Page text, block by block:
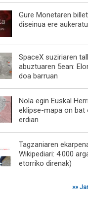
Gure Monetaren
diseinua ere
SpaceX suziriaren
abuztuaren 5ean:
doa barruan
Nola egin Euskal
eklipse-mapa on bat
erdian
Tagzaniaren
Wikipediari: 4.000
etorriko direnak)
»»